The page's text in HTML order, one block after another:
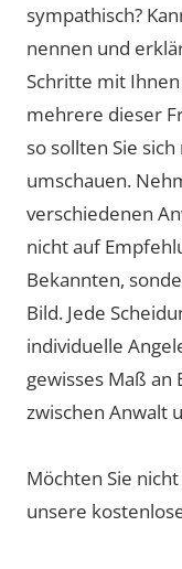
sympathisch?
nennen und
Schritte mit
mehrere dieser
so sollten Sie
umschauen.
verschiedenen
nicht auf
Bekannten,
Bild. Jede
individuelle
gewisses Maß an
zwischen Anwalt
Möchten Sie
unsere